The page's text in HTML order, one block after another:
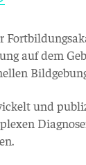
auf dem
und